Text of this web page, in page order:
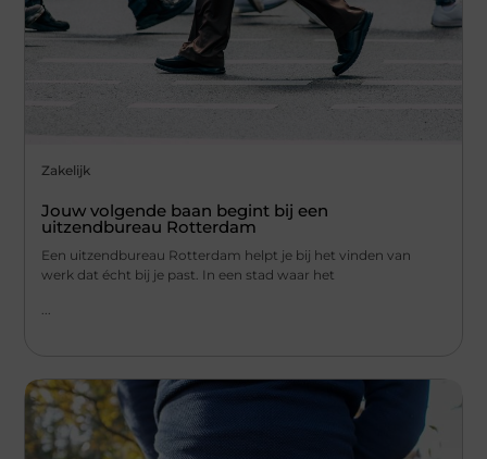
Zakelijk
Jouw volgende baan begint bij een
uitzendbureau Rotterdam
Een uitzendbureau Rotterdam helpt je bij het vinden van
werk dat écht bij je past. In een stad waar het
...